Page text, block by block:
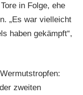
in Folge, ehe
„Es war vielleicht
haben gekämpft“,
zweiten